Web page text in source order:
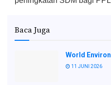
Baca Juga
World
11 JUNI 2026